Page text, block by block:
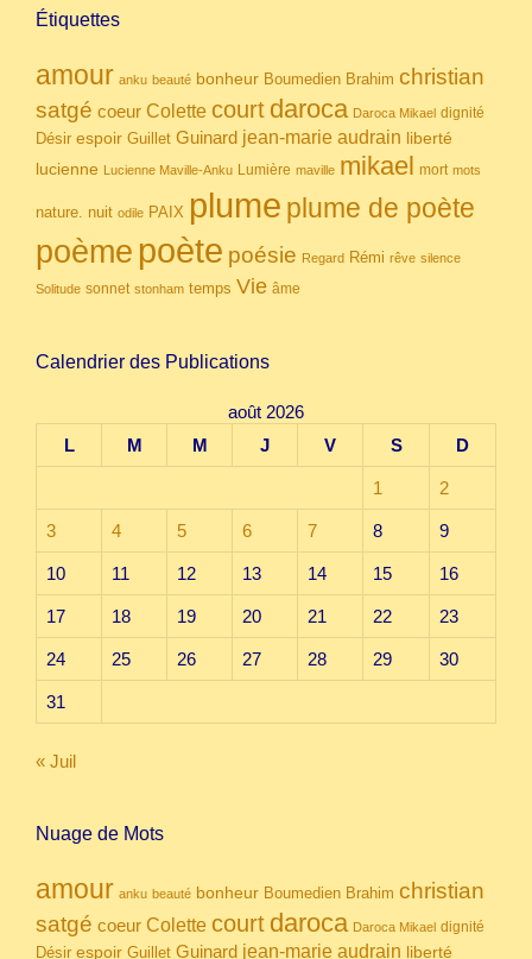
Étiquettes
amour anku beauté bonheur Boumedien Brahim christian
satgé coeur Colette court daroca Daroca Mikael dignité
Désir espoir Guillet Guinard jean-marie audrain liberté
lucienne Lucienne Maville-Anku Lumière maville mikael mort mots
nature. nuit odile PAIX plume plume de poète
poème poète poésie Regard Rémi rêve silence
Solitude sonnet stonham temps Vie âme
Calendrier des Publications
août 2026
L
M M J V S D
1 2
3 4 5 6 7 8 9
10 11 12 13 14 15 16
17 18 19 20 21 22 23
24 25 26 27 28 29 30
31
« Juil
Nuage de Mots
amour anku beauté bonheur Boumedien Brahim christian
satgé coeur Colette court daroca Daroca Mikael dignité
Désir espoir Guillet Guinard jean-marie audrain liberté